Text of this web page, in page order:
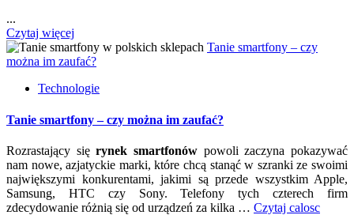
...
Czytaj więcej
Tanie smartfony – czy
można im zaufać?
Technologie
Tanie smartfony – czy można im zaufać?
Rozrastający sięrynek smartfonów powoli zaczyna pokazywać
nam nowe, azjatyckie marki, które chcą stanąć w szranki ze swoimi
największymi konkurentami, jakimi są przede wszystkim Apple,
Samsung, HTC czy Sony. Telefony tych czterech firm
zdecydowanie różnią się od urządzeń za kilka … Czytaj calosc